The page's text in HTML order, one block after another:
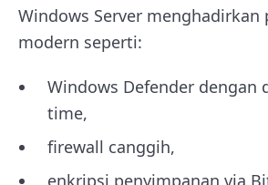
Windows Server menghadirkan
modern seperti:
Windows Defender dengan
time,
firewall canggih,
enkripsi penyimpanan via